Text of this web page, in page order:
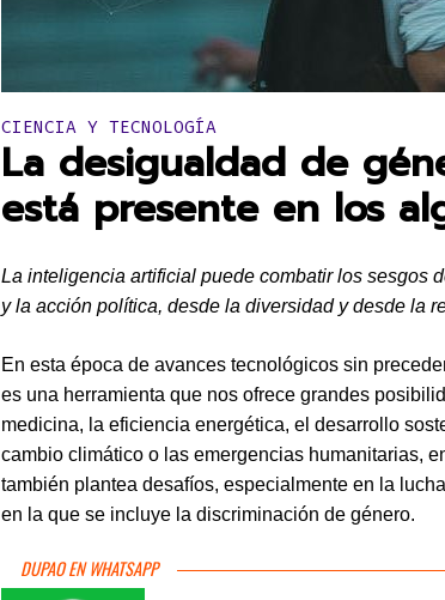
Publicado en:
CIENCIA Y TECNOLOGÍA
La desigualdad de
está presente en los
La inteligencia artificial puede combatir los sesgos
y la acción política, desde la diversidad y desde la
En esta época de avances tecnológicos sin
es una herramienta que nos ofrece grandes
medicina, la eficiencia energética, el desarrollo
cambio climático o las emergencias humanitarias,
también plantea desafíos, especialmente en la
en la que se incluye la discriminación de género.
DUPAO EN WHATSAPP